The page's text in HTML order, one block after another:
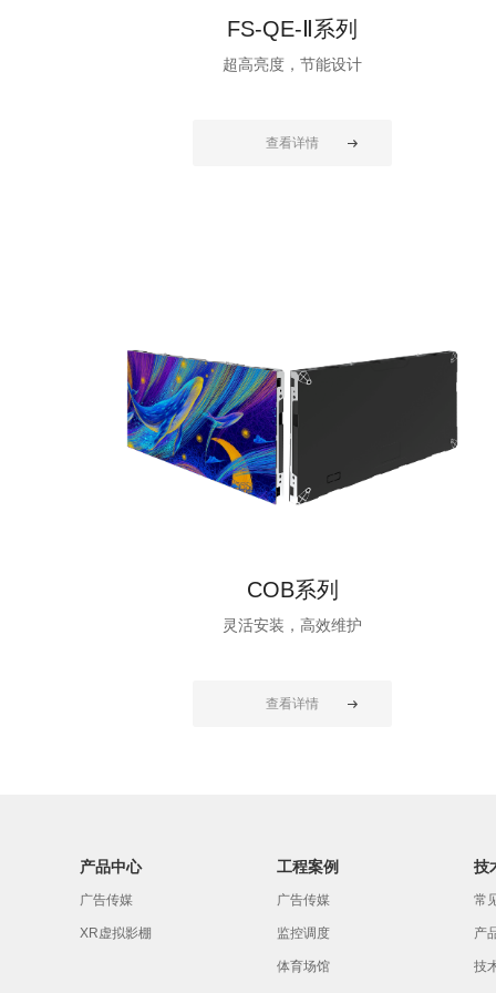
FS-QE-Ⅱ系列
超高亮度，节能设计
查看详情
COB系列
灵活安装，高效维护
查看详情
产品中心
广告传媒
XR虚拟影棚
工程案例
广告传媒
监控调度
体育场馆
技
常
产
技